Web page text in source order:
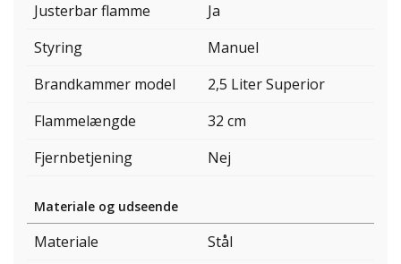
Justerbar flamme
Ja
Styring
Manuel
Brandkammer model
2,5 Liter Superior
Flammelængde
32 cm
Fjernbetjening
Nej
Materiale og udseende
Materiale
Stål